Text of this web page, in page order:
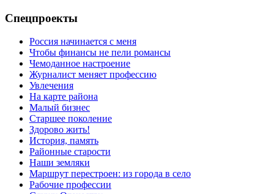
Спецпроекты
Россия начинается с меня
Чтобы финансы не пели романсы
Чемоданное настроение
Журналист меняет профессию
Увлечения
На карте района
Малый бизнес
Старшее поколение
Здорово жить!
История, память
Районные старости
Наши земляки
Маршрут перестроен: из города в село
Рабочие профессии